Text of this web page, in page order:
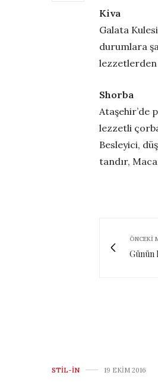
Kiva
Galata
durumlara
lezzetlerden
Shorba
Ataşehir’de
lezzetli
Besleyici,
tandır,
ÖNCEKI
Günün
STIL-IN 19 EKIM 2016